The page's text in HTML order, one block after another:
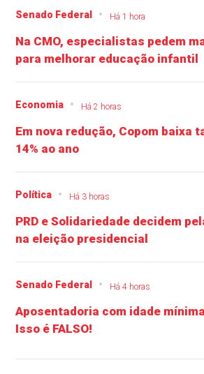
Senado Federal Há 1 hora
Na CMO, especialistas pedem
para melhorar educação infantil
Economia Há 2 horas
Em nova redução, Copom baixa
14% ao ano
Política Há 3 horas
PRD e Solidariedade decidem
na eleição presidencial
Senado Federal Há 4 horas
Aposentadoria com idade
Isso é FALSO!